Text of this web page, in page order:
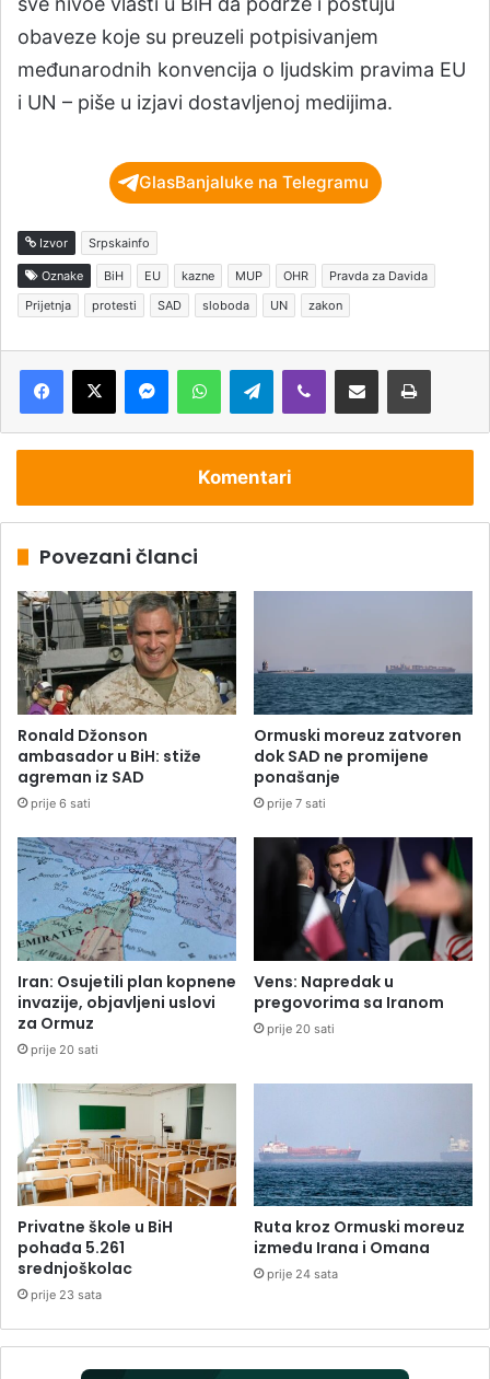
obaveze koje su preuzeli potpisivanjem
međunarodnih konvencija o ljudskim pravima EU
i UN – piše u izjavi dostavljenoj medijima.
GlasBanjaluke na Telegramu
Izvor Srpskainfo
Oznake BiH EU kazne MUP OHR
Pravda za Davida
Prijetnja
protesti SAD sloboda UN zakon
Telegram
Komentari
Povezani članci
Ronald Džonson
ambasador u BiH: stiže
agreman iz SAD
prije 6 sati
Ormuski moreuz zatvoren
dok SAD ne promijene
ponašanje
prije 7 sati
Iran: Osujetili plan kopnene
invazije, objavljeni uslovi
za Ormuz
prije 20 sati
Vens: Napredak u
pregovorima sa Iranom
prije 20 sati
Privatne škole u BiH
pohađa 5.261
srednjoškolac
prije 23 sata
Ruta kroz Ormuski moreuz
između Irana i Omana
prije 24 sata